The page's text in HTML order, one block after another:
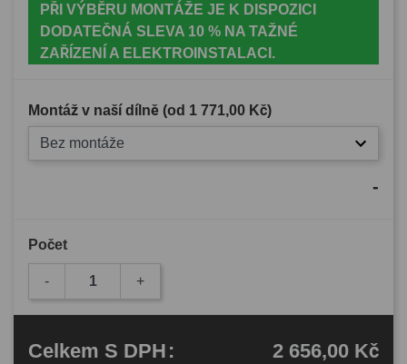
PŘI VÝBĚRU MONTÁŽE JE K DISPOZICI
DODATEČNÁ SLEVA 10 % NA TAŽNÉ
ZAŘÍZENÍ A ELEKTROINSTALACI.
Montáž v naší dílně (od 1 771,00 Kč)
Bez montáže
-
Počet
- +
Celkem S DPH: 2 656,00 Kč